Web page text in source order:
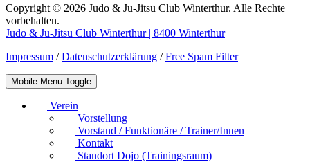
Copyright © 2026 Judo & Ju-Jitsu Club Winterthur. Alle Rechte
vorbehalten.
Judo & Ju-Jitsu Club Winterthur | 8400 Winterthur
Impressum /Datenschutzerklärung /Free Spam Filter
Mobile Menu Toggle
Verein
Vorstellung
Vorstand / Funktionäre / Trainer/Innen
Kontakt
Standort Dojo (Trainingsraum)